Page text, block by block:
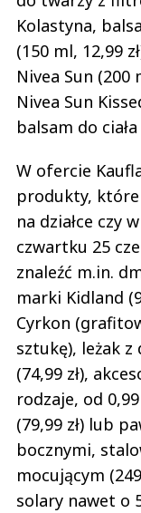
Kolastyna,
(150 ml, 12,99
Nivea Sun (200
Nivea Sun
balsam do
W ofercie
produkty,
na działce czy
czwartku 25
znaleźć m.in.
marki Kidland
Cyrkon
sztukę), leżak z
(74,99 zł),
rodzaje, od
(79,99 zł) lub
bocznymi,
mocującym
solary nawet o